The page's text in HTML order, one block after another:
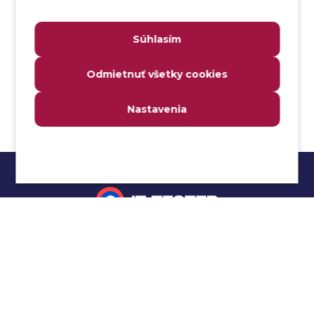
Analýza webových stránok a inventár meraní
Analyzovateľnosť
Anti-malvér
Súhlasím
Odmietnuť všetky cookies
Nastavenia